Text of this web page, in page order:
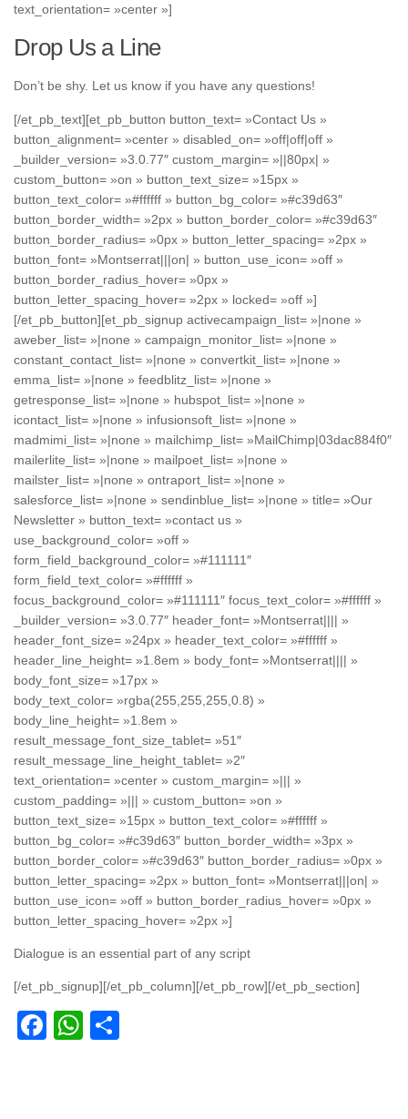
text_orientation= »center »]
Drop Us a Line
Don’t be shy. Let us know if you have any questions!
[/et_pb_text][et_pb_button button_text= »Contact Us »
button_alignment= »center » disabled_on= »off|off|off »
_builder_version= »3.0.77″ custom_margin= »||80px| »
custom_button= »on » button_text_size= »15px »
button_text_color= »#ffffff » button_bg_color= »#c39d63″
button_border_width= »2px » button_border_color= »#c39d63″
button_border_radius= »0px » button_letter_spacing= »2px »
button_font= »Montserrat|||on| » button_use_icon= »off »
button_border_radius_hover= »0px »
button_letter_spacing_hover= »2px » locked= »off »]
[/et_pb_button][et_pb_signup activecampaign_list= »|none »
aweber_list= »|none » campaign_monitor_list= »|none »
constant_contact_list= »|none » convertkit_list= »|none »
emma_list= »|none » feedblitz_list= »|none »
getresponse_list= »|none » hubspot_list= »|none »
icontact_list= »|none » infusionsoft_list= »|none »
madmimi_list= »|none » mailchimp_list= »MailChimp|03dac884f0″
mailerlite_list= »|none » mailpoet_list= »|none »
mailster_list= »|none » ontraport_list= »|none »
salesforce_list= »|none » sendinblue_list= »|none » title= »Our
Newsletter » button_text= »contact us »
use_background_color= »off »
form_field_background_color= »#111111″
form_field_text_color= »#ffffff »
focus_background_color= »#111111″ focus_text_color= »#ffffff »
_builder_version= »3.0.77″ header_font= »Montserrat|||| »
header_font_size= »24px » header_text_color= »#ffffff »
header_line_height= »1.8em » body_font= »Montserrat|||| »
body_font_size= »17px »
body_text_color= »rgba(255,255,255,0.8) »
body_line_height= »1.8em »
result_message_font_size_tablet= »51″
result_message_line_height_tablet= »2″
text_orientation= »center » custom_margin= »||| »
custom_padding= »||| » custom_button= »on »
button_text_size= »15px » button_text_color= »#ffffff »
button_bg_color= »#c39d63″ button_border_width= »3px »
button_border_color= »#c39d63″ button_border_radius= »0px »
button_letter_spacing= »2px » button_font= »Montserrat|||on| »
button_use_icon= »off » button_border_radius_hover= »0px »
button_letter_spacing_hover= »2px »]
Dialogue is an essential part of any script
[/et_pb_signup][/et_pb_column][/et_pb_row][/et_pb_section]
Facebook
WhatsApp